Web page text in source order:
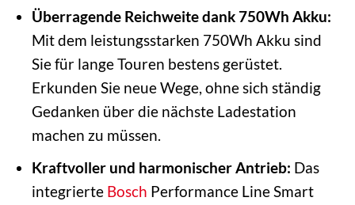
Überragende Reichweite dank 750Wh Akku:
Mit dem leistungsstarken 750Wh Akku sind
Sie für lange Touren bestens gerüstet.
Erkunden Sie neue Wege, ohne sich ständig
Gedanken über die nächste Ladestation
machen zu müssen.
Kraftvoller und harmonischer Antrieb: Das
integrierte Bosch Performance Line Smart